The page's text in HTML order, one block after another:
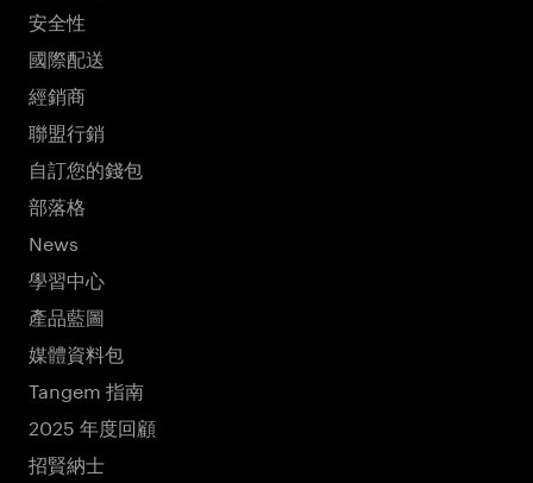
安全性
國際配送
經銷商
聯盟行銷
自訂您的錢包
部落格
News
學習中心
產品藍圖
媒體資料包
Tangem 指南
2025 年度回顧
招賢納士